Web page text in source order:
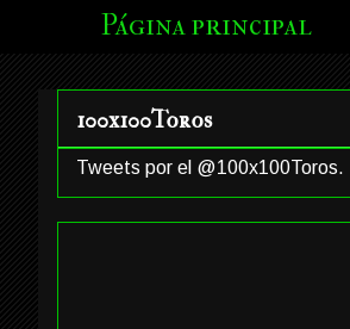
Página principal
100x100Toros
Tweets por el @100x100Toros.